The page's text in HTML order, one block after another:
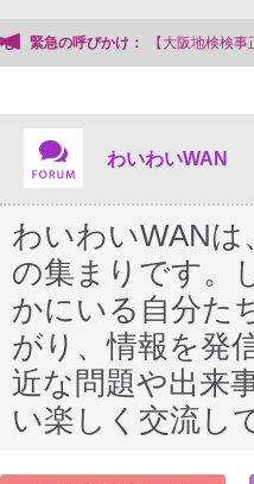
緊急の呼びかけ：
性的暴行事件】 ◆女性検事を支援
わいわいWAN
わいわいWAN
の集まりです。
かにいる自分た
がり、情報を発
近な問題や出来
い楽しく交流し